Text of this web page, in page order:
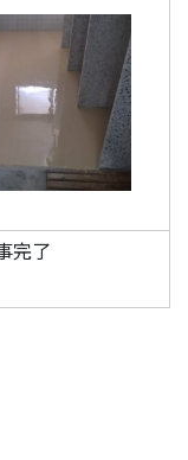
完了